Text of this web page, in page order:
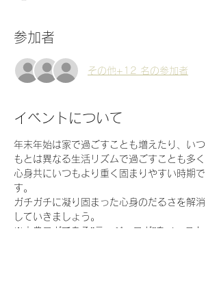
参加者
その他+12 名の参加者
イベントについて
年末年始は家で過ごすことも増えたり、いつ
もとは異なる生活リズムで過ごすことも多く
心身共にいつもより重く固まりやすい時期で
す。
ガチガチに凝り固まった心身のだるさを解消
していきましょう。
※古典ヨガである”ラージャヨガ”をベースと